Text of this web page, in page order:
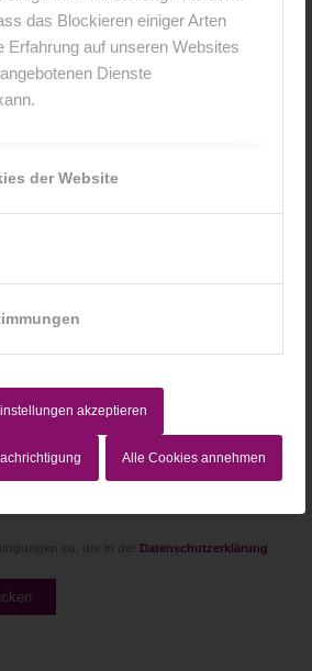
das Blockieren einiger Arten
Erfahrung auf unseren Websites
Dienste
der Website
akzeptieren
Alle Cookies annehmen
Datenschutzerklärung